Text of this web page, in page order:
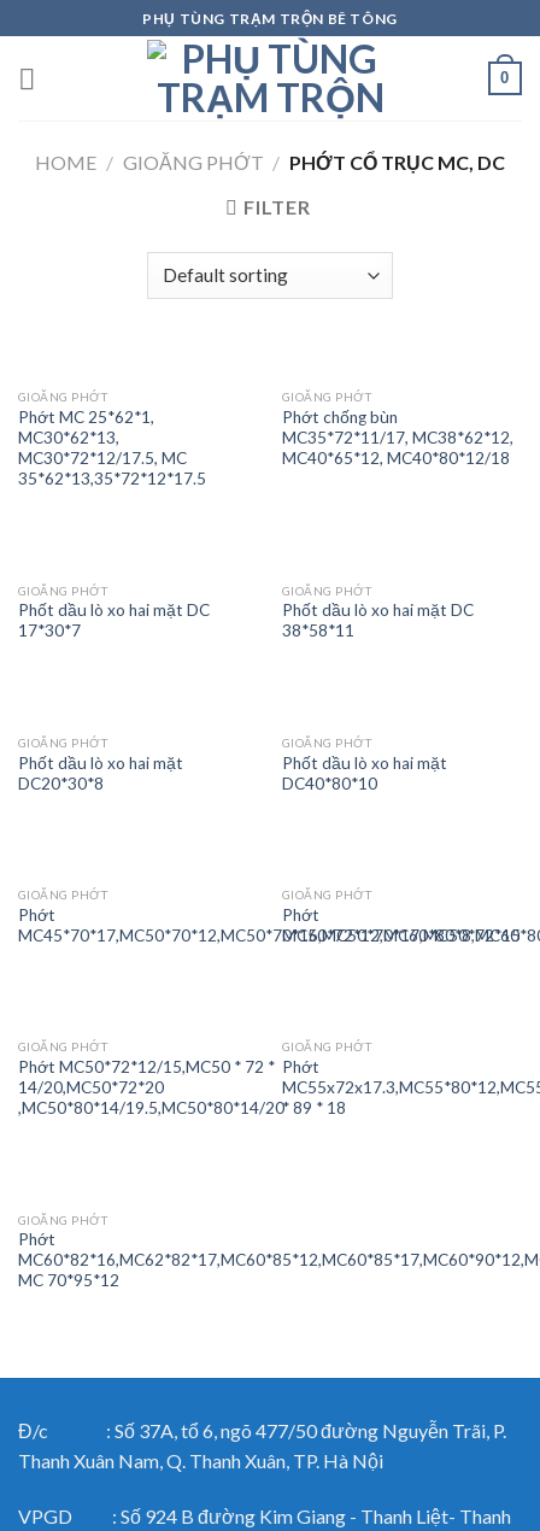
to
content
PHỤ TÙNG TRẠM TRỘN BÊ TÔNG
0
HOME / GIOĂNG PHỚT / PHỚT CỔ TRỤC MC, DC
FILTER
GIOĂNG PHỚT
Phớt MC 25*62*1,
MC30*62*13,
MC30*72*12/17.5, MC
35*62*13,35*72*12*17.5
GIOĂNG PHỚT
Phớt chống bùn
MC35*72*11/17, MC38*62*12,
MC40*65*12, MC40*80*12/18
GIOĂNG PHỚT
Phốt dầu lò xo hai mặt DC
17*30*7
GIOĂNG PHỚT
Phốt dầu lò xo hai mặt DC
38*58*11
GIOĂNG PHỚT
Phốt dầu lò xo hai mặt
DC20*30*8
GIOĂNG PHỚT
Phốt dầu lò xo hai mặt
DC40*80*10
GIOĂNG PHỚT
Phớt
MC45*70*17,MC50*70*12,MC50*70*16,MC50*70*17,MC50*72*15
GIOĂNG PHỚT
Phớt
GIOĂNG PHỚT
Phớt MC50*72*12/15,MC50 * 72 *
14/20,MC50*72*20
,MC50*80*14/19.5,MC50*80*14/20
GIOĂNG PHỚT
Phớt
* 89 * 18
GIOĂNG PHỚT
Phớt
MC 70*95*12
Đ/c : Số 37A, tổ 6, ngõ 477/50 đường Nguyễn Trãi, P.
Thanh Xuân Nam, Q. Thanh Xuân, TP. Hà Nội
VPGD : Số 924 B đường Kim Giang - Thanh Liệt- Thanh